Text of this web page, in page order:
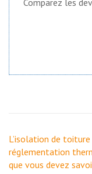
Navigation
de
l’article
L’isolation de
réglementation
que vous devez